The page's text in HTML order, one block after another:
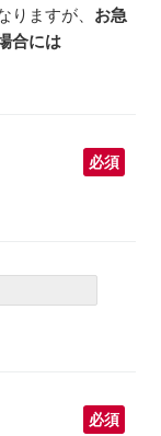
りますが、 お急
合には
必須
必須